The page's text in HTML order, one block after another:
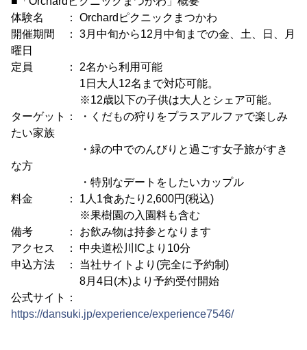
体験名 ： Orchardピクニックまつかわ
開催期間 ： 3月中旬から12月中旬までの金、土、日、月
曜日
定員 ： 2名から利用可能
1日大人12名まで対応可能。
※12歳以下の子供は大人とシェア可能。
ターゲット： ・くだもの狩りをプラスアルファで楽しみ
たい家族
・緑の中でのんびりと過ごす女子旅がすき
な方
・特別なデートをしたいカップル
料金 ： 1人1食あたり2,600円(税込)
※果樹園の入園料も含む
備考 ： お飲み物は持参となります
アクセス ： 中央道松川ICより10分
申込方法 ： 当社サイトより(完全に予約制)
8月4日(木)より予約受付開始
公式サイト：
https://dansuki.jp/experience/experience7546/